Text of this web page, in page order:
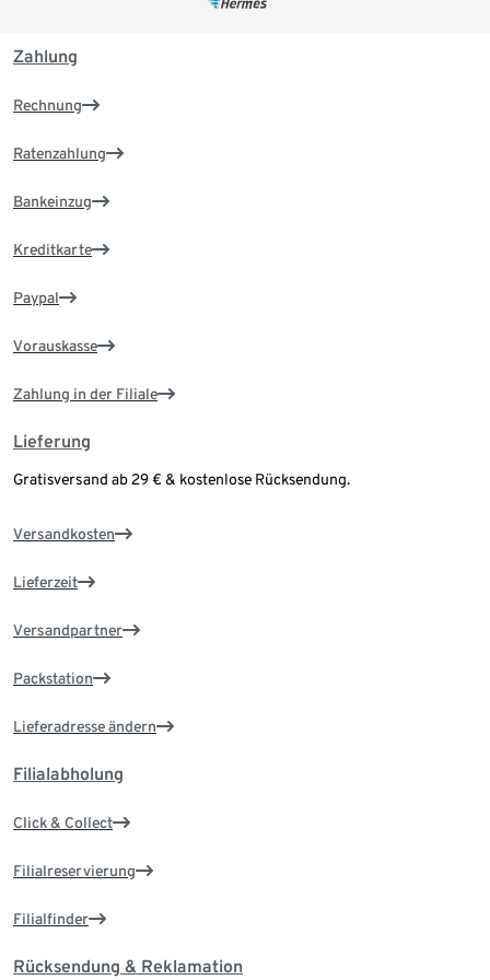
Zahlung
Rechnung
Ratenzahlung
Bankeinzug
Kreditkarte
Paypal
Vorauskasse
Zahlung in der Filiale
Lieferung
Gratisversand ab 29 € & kostenlose Rücksendung.
Versandkosten
Lieferzeit
Versandpartner
Packstation
Lieferadresse ändern
Filialabholung
Click & Collect
Filialreservierung
Filialfinder
Rücksendung & Reklamation